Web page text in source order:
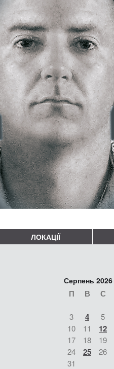
ЛОКАЦІЇ
Серпень 2026
П В С
3 4 5
10
11 12
17
18 19
24
25 26
31